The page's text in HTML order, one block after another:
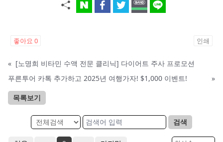
좋아요 0 인쇄
« [노명희 비타민 수액 전문 클리닉] 다이어트 주사 프로모션
푸른투어 카톡 추가하고 2025년 여행가자! $1,000 이벤트!
»
목록보기
검색